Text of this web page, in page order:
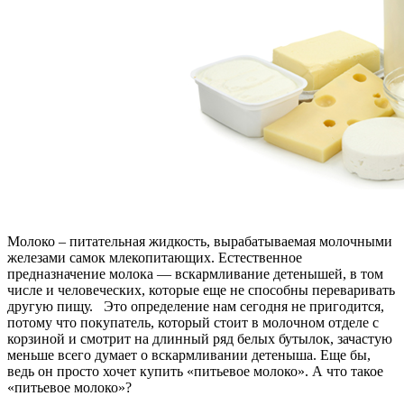
Молоко – питательная жидкость, вырабатываемая молочными
железами самок млекопитающих. Естественное
предназначение молока — вскармливание детенышей, в том
числе и человеческих, которые еще не способны переваривать
другую пищу. Это определение нам сегодня не пригодится,
потому что покупатель, который стоит в молочном отделе с
корзиной и смотрит на длинный ряд белых бутылок, зачастую
меньше всего думает о вскармливании детеныша. Еще бы,
ведь он просто хочет купить «питьевое молоко». А что такое
«питьевое молоко»?